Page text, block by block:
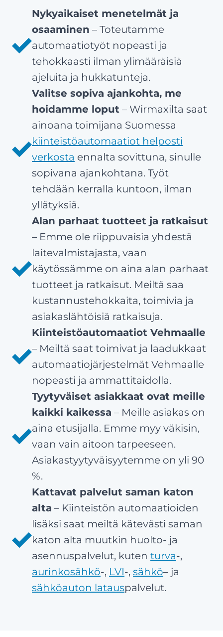
Nykyaikaiset menetelmät ja
osaaminen – Toteutamme
automaatiotyöt nopeasti ja
tehokkaasti ilman ylimääräisiä
ajeluita ja hukkatunteja.
Valitse sopiva ajankohta, me
hoidamme loput – Wirmaxilta saat
ainoana toimijana Suomessa
kiinteistöautomaatiot helposti
verkosta ennalta sovittuna, sinulle
sopivana ajankohtana. Työt
tehdään kerralla kuntoon, ilman
yllätyksiä.
Alan parhaat tuotteet ja ratkaisut
– Emme ole riippuvaisia yhdestä
laitevalmistajasta, vaan
käytössämme on aina alan parhaat
tuotteet ja ratkaisut. Meiltä saa
kustannustehokkaita, toimivia ja
asiakaslähtöisiä ratkaisuja.
Kiinteistöautomaatiot Vehmaalle
– Meiltä saat toimivat ja laadukkaat
automaatiojärjestelmät Vehmaalle
nopeasti ja ammattitaidolla.
Tyytyväiset asiakkaat ovat meille
kaikki kaikessa – Meille asiakas on
aina etusijalla. Emme myy väkisin,
vaan vain aitoon tarpeeseen.
Asiakastyytyväisyytemme on yli 90
%.
Kattavat palvelut saman katon
alta – Kiinteistön automaatioiden
lisäksi saat meiltä kätevästi saman
katon alta muutkin huolto- ja
asennuspalvelut, kuten turva-,
aurinkosähkö-, LVI-, sähkö– ja
sähköauton latauspalvelut.